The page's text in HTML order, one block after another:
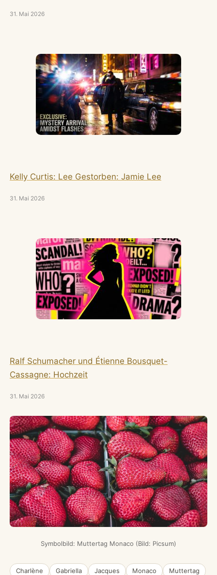
31. Mai 2026
Kelly Curtis: Lee Gestorben: Jamie Lee
31. Mai 2026
Ralf Schumacher und Étienne Bousquet-
Cassagne: Hochzeit
31. Mai 2026
Symbolbild: Muttertag Monaco (Bild: Picsum)
Charlène Gabriella Jacques Monaco
Muttertag